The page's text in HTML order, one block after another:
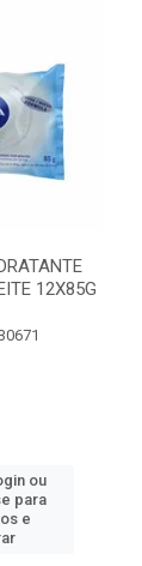
12X85G
ou
para
e